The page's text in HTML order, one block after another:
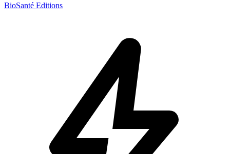
BioSanté Editions